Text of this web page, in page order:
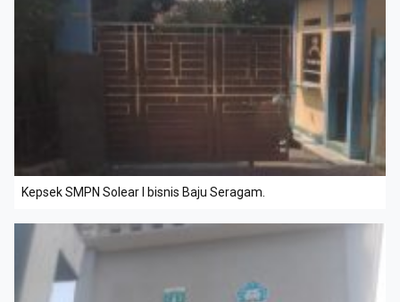
Kepsek SMPN Solear I bisnis Baju Seragam.